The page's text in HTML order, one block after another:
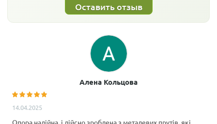
Оставить отзыв
Алена Кольцова
14.04.2025
Опора надійна, і дійсно зроблена з металевих прутів, які